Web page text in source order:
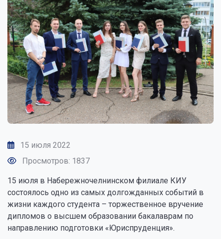
15 июля 2022
Просмотров: 1837
15 июля в Набережночелнинском филиале КИУ
состоялось одно из самых долгожданных событий в
жизни каждого студента – торжественное вручение
дипломов о высшем образовании бакалаврам по
направлению подготовки «Юриспруденция».